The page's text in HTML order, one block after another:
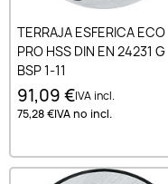
TERRAJA ESFERICA ECO
PRO HSS DIN EN 24231 G
BSP 1-11
91,09 €IVA incl.
75,28 €IVA no incl.